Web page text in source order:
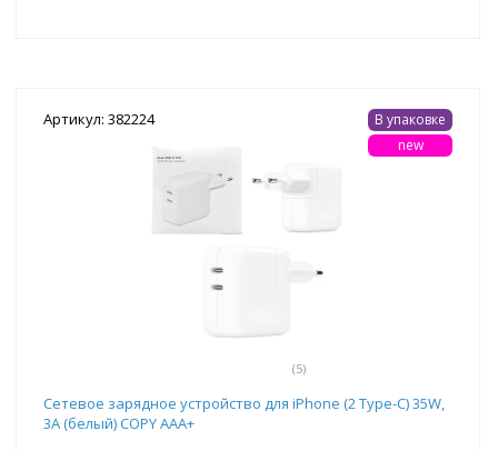
Артикул: 382224
(5)
В упаковке
new
Сетевое зарядное устройство для iPhone (2 Type-C) 35W,
3A (белый) COPY AAA+